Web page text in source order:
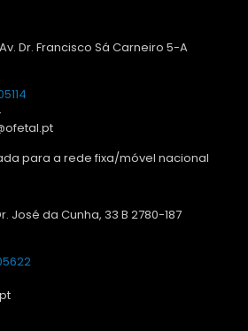
Av. Dr. Francisco Sá Carneiro 5-A
para a rede fixa/móvel nacional
José da Cunha, 33 B 2780-187